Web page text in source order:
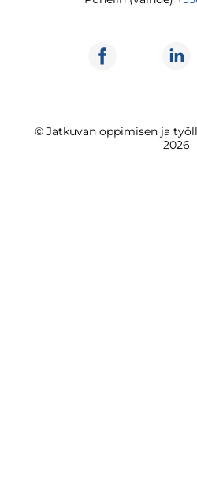
© Jatkuvan oppimisen ja
2026